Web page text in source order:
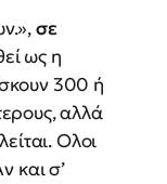
σε
ως η
300 ή
αλλά
Ολοι
και σ’